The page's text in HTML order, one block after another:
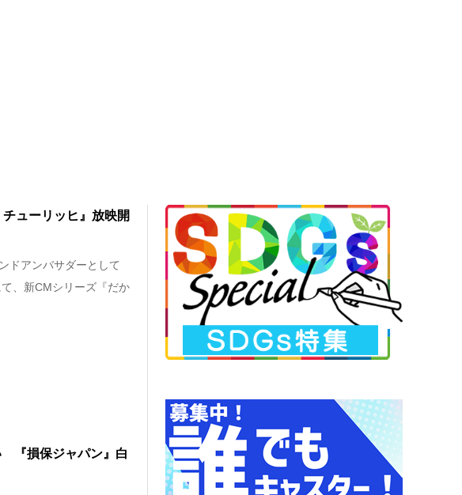
ューリッヒ』放映開
ドアンバサダーとして
、新CMシリーズ『だか
『損保ジャパン』白